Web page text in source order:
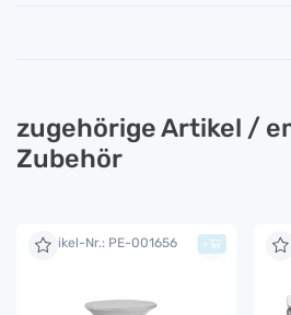
zugehörige Artikel /
Zubehör
Artikel-Nr.: PE-001656 +